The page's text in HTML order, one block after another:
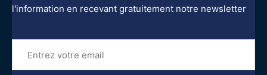
l'information en recevant gratuitement notre newsletter
Entrez
votre
email